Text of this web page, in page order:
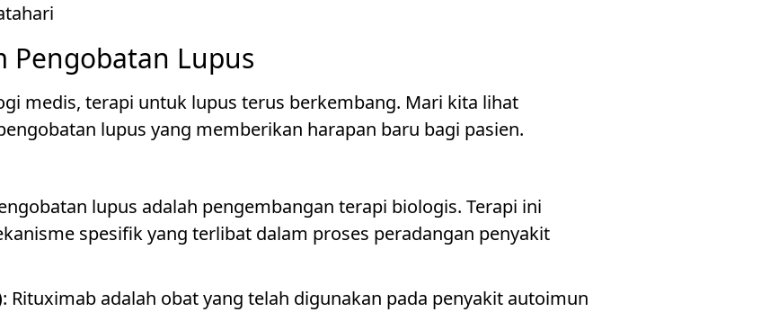
Pengobatan Lupus
medis, terapi untuk lupus terus berkembang. Mari kita lihat
lupus yang memberikan harapan baru bagi pasien.
lupus adalah pengembangan terapi biologis. Terapi ini
spesifik yang terlibat dalam proses peradangan penyakit
: Rituximab adalah obat yang telah digunakan pada penyakit autoimun